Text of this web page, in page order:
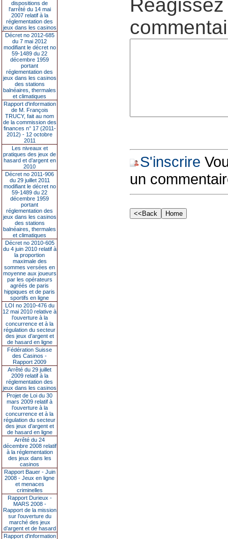
dispositions de
l'arrêté du 14 mai
2007 relatif à la
réglementation des
jeux dans les casinos
Décret no 2012-685
du 7 mai 2012
modifiant le décret no
59-1489 du 22
décembre 1959
portant
réglementation des
jeux dans les casinos
des stations
balnéaires, thermales
et climatiques
Rapport d'information
de M. François
TRUCY, fait au nom
de la commission des
finances n° 17 (2011-
2012) - 12 octobre
2011
Les niveaux et
pratiques des jeux de
hasard et d’argent en
2010
Décret no 2011-906
du 29 juillet 2011
modifiant le décret no
59-1489 du 22
décembre 1959
portant
réglementation des
jeux dans les casinos
des stations
balnéaires, thermales
et climatiques
Décret no 2010-605
du 4 juin 2010 relatif à
la proportion
maximale des
sommes versées en
moyenne aux joueurs
par les opérateurs
agréés de paris
hippiques et de paris
sportifs en ligne
LOI no 2010-476 du
12 mai 2010 relative à
l’ouverture à la
concurrence et à la
régulation du secteur
des jeux d’argent et
de hasard en ligne
Fédération Suisse
des Casinos -
Rapport 2009
Arrêté du 29 juillet
2009 relatif à la
réglementation des
jeux dans les casinos
Projet de Loi du 30
mars 2009 relatif à
l’ouverture à la
concurrence et à la
régulation du secteur
des jeux d’argent et
de hasard en ligne
Arrêté du 24
décembre 2008 relatif
à la réglementation
des jeux dans les
casinos
Rapport Bauer - Juin
2008 - Jeux en ligne
et menaces
criminelles
Rapport Durieux -
MARS 2008 -
Rapport de la mission
sur l’ouverture du
marché des jeux
d’argent et de hasard
Rapport d'information
S'inscrire
un